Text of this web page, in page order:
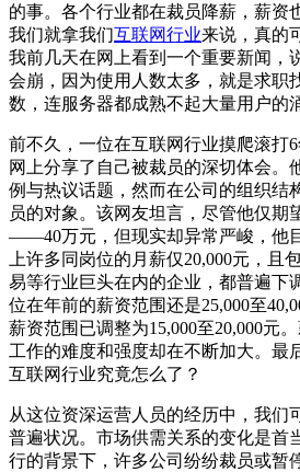
的事。各个行业都在裁员降薪，薪资
我们就拿我们互联网行业来说，真的
我前几天在网上看到一个重要新闻，
会崩，因为使用人数太多，就是求职
数，连服务器都成熟不起大量用户的
前不久，一位在互联网行业摸爬滚打
网上分享了自己被裁员的深切体会。
例与热议话题，然而在公司的组织结
员的对象。该网友坦言，尽管他仅期
——40万元，但现实却异常严峻，他
上许多同岗位的月薪仅20,000元，且
易等行业巨头在内的企业，都普遍下
位在年前的薪资范围还是25,000至
薪资范围已调整为15,000至20,000元
工作的难度和强度却在不断加大。最
互联网行业究竟怎么了？
从这位资深运营人员的经历中，我们
普遍状况。市场供需关系的变化是首
行的背景下，许多公司纷纷裁员或暂